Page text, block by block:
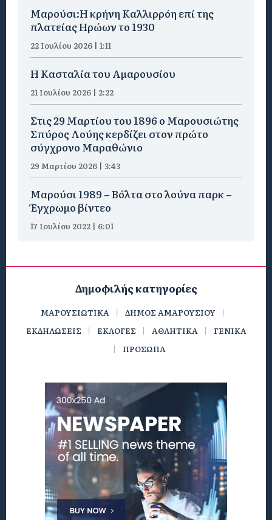
Μαρούσι:Η κρήνη Καλλιρρόη επί της
πλατείας Ηρώων το 1930
22 Ιουλίου 2026 | 1:11
Η Κασταλία του Αμαρουσίου
21 Ιουλίου 2026 | 2:22
Στις 29 Μαρτίου του 1896 ο Μαρουσιώτης
Σπύρος Λούης κερδίζει στον πρώτο
σύγχρονο Μαραθώνιο
29 Μαρτίου 2026 | 3:43
Μαρούσι 1989 – Βόλτα στο λούνα παρκ –
Έγχρωμο βίντεο
17 Ιουλίου 2022 | 6:01
Δημοφιλής κατηγορίες
ΜΑΡΟΥΣΙΩΤΙΚΑ
ΔΗΜΟΣ ΑΜΑΡΟΥΣΙΟΥ
ΕΚΔΗΛΩΣΕΙΣ
ΕΚΛΟΓΕΣ ΑΘΛΗΤΙΚΑ
ΓΕΝΙΚΑ
ΠΡΟΣΩΠΑ